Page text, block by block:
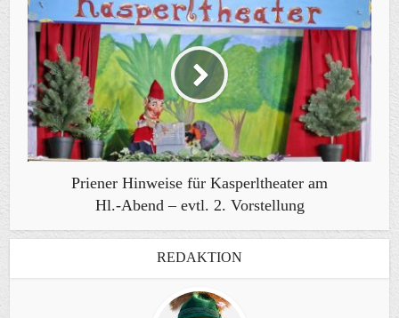
Priener Hinweise für Kasperltheater am
Hl.-Abend – evtl. 2. Vorstellung
REDAKTION